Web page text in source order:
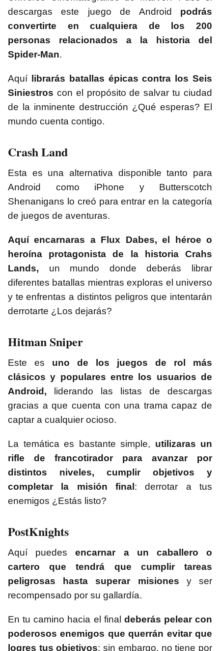
descargas este juego de Android podrás
convertirte en cualquiera de los 200
personas relacionados a la historia del
Spider-Man.
Aquí
librarás batallas épicas contra los Seis
Siniestros con el propósito de salvar tu ciudad
de la inminente destrucción ¿Qué esperas? El
mundo cuenta contigo.
Crash Land
Esta es una alternativa disponible tanto para
Android como iPhone y Butterscotch
Shenanigans lo creó para entrar en la categoría
de juegos de aventuras.
Aquí encarnaras a Flux Dabes, el héroe o
heroína protagonista de la historia Crahs
Lands, un mundo donde deberás librar
diferentes batallas mientras exploras el universo
y te enfrentas a distintos peligros que intentarán
derrotarte ¿Los dejarás?
Hitman Sniper
Este es uno de los juegos de rol más
clásicos y populares entre los usuarios de
Android, liderando las listas de descargas
gracias a que cuenta con una trama capaz de
captar a cualquier ocioso.
La temática es bastante simple, utilizaras un
rifle de francotirador para avanzar por
distintos niveles, cumplir objetivos y
completar la misión final : derrotar a tus
enemigos ¿Estás listo?
PostKnights
Aquí puedesencarnar a un caballero o
cartero que tendrá que cumplir tareas
peligrosas hasta superar misiones y ser
recompensado por su gallardía.
En tu camino hacia el final deberás pelear con
poderosos enemigos que querrán evitar que
logres tus objetivos; sin embargo, no tiene por